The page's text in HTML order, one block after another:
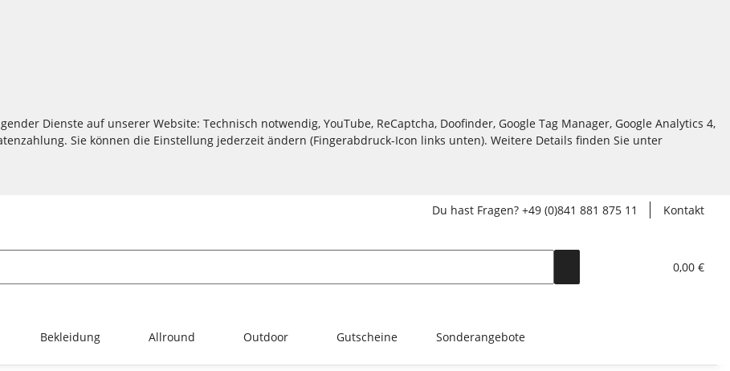
Dienste auf unserer Website: Technisch notwendig, YouTube, ReCaptcha, Doofinder, Google Tag Manager, Google Analytics 4,
Sie können die Einstellung jederzeit ändern (Fingerabdruck-Icon links unten). Weitere Details finden Sie unter
Du hast Fragen? +49 (0)841 881 875 11
Kontakt
0,00 €
Bekleidung Allround Outdoor Gutscheine Sonderangebote